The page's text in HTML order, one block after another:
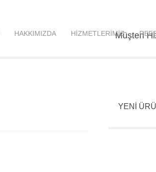
HAKKIMIZDA HİZMETLERİMİZMüşteri
YENİ